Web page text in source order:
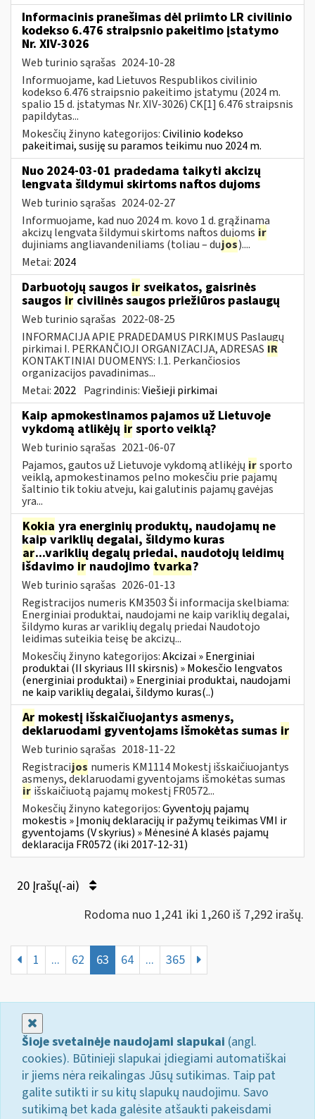
Informacinis pranešimas dėl priimto LR civilinio
kodekso 6.476 straipsnio pakeitimo įstatymo
Nr. XIV-3026
Web turinio sąrašas 2024-10-28
Informuojame, kad Lietuvos Respublikos civilinio
kodekso 6.476 straipsnio pakeitimo įstatymu (2024 m.
spalio 15 d. įstatymas Nr. XIV-3026) CK[1] 6.476 straipsnis
papildytas...
Mokesčių žinyno kategorijos:Civilinio kodekso
pakeitimai, susiję su paramos teikimu nuo 2024 m.
Nuo 2024-03-01 pradedama taikyti akcizų
lengvata šildymui skirtoms naftos dujoms
Web turinio sąrašas 2024-02-27
Informuojame, kad nuo 2024 m. kovo 1 d. grąžinama
akcizų lengvata šildymui skirtoms naftos dujoms ir
dujiniams angliavandeniliams (toliau – dujos)....
Metai: 2024
Darbuotojų saugos ir sveikatos, gaisrinės
saugos ir civilinės saugos priežiūros paslaugų
Web turinio sąrašas 2022-08-25
INFORMACIJA APIE PRADEDAMUS PIRKIMUS Paslaugų
pirkimai I. PERKANČIOJI ORGANIZACIJA, ADRESAS IR
KONTAKTINIAI DUOMENYS: I.1. Perkančiosios
organizacijos pavadinimas...
Metai: 2022 Pagrindinis:Viešieji pirkimai
Kaip apmokestinamos pajamos už Lietuvoje
vykdomą atlikėjų ir sporto veiklą?
Web turinio sąrašas 2021-06-07
Pajamos, gautos už Lietuvoje vykdomą atlikėjų irsporto
veiklą, apmokestinamos pelno mokesčiu prie pajamų
šaltinio tik tokiu atveju, kai galutinis pajamų gavėjas
yra...
Kokia yra energinių produktų, naudojamų ne
kaip variklių degalai, šildymo kuras
ar...variklių degalų priedai, naudotojų leidimų
išdavimo ir naudojimo tvarka?
Web turinio sąrašas 2026-01-13
Registracijos numeris KM3503 Ši informacija skelbiama:
Energiniai produktai, naudojami ne kaip variklių degalai,
šildymo kuras ar variklių degalų priedai Naudotojo
leidimas suteikia teisę be akcizų...
Mokesčių žinyno kategorijos:Akcizai » Energiniai
produktai (II skyriaus III skirsnis) » Mokesčio lengvatos
(energiniai produktai) » Energiniai produktai, naudojami
ne kaip variklių degalai, šildymo kuras(..)
Ar mokestį išskaičiuojantys asmenys,
deklaruodami gyventojams išmokėtas sumas ir
Web turinio sąrašas 2018-11-22
Registracijos numeris KM1114 Mokestį išskaičiuojantys
asmenys, deklaruodami gyventojams išmokėtas sumas
ir išskaičiuotą pajamų mokestį FR0572...
Mokesčių žinyno kategorijos:Gyventojų pajamų
mokestis » Įmonių deklaracijų ir pažymų teikimas VMI ir
gyventojams (V skyrius) » Mėnesinė A klasės pajamų
deklaracija FR0572 (iki 2017-12-31)
20 Įrašų(-ai)
Rodoma nuo 1,241 iki 1,260 iš 7,292 irašų.
1 ... 62 63 64 ... 365
Šioje svetainėje naudojami slapukai (angl.
cookies). Būtinieji slapukai įdiegiami automatiškai
ir jiems nėra reikalingas Jūsų sutikimas. Taip pat
galite sutikti ir su kitų slapukų naudojimu. Savo
sutikimą bet kada galėsite atšaukti pakeisdami